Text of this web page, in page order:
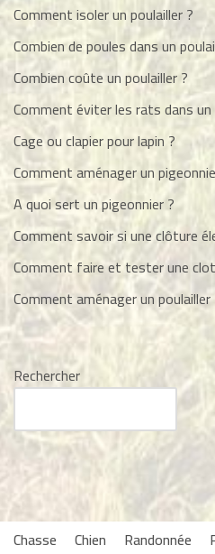
Comment isoler un poulailler ?
Combien de poules dans un
Combien coûte un poulailler ?
Comment éviter les rats dans un
Cage ou clapier pour lapin ?
Comment aménager un
A quoi sert un pigeonnier ?
Comment savoir si une clôture
Comment faire et tester une
Comment aménager un poulailler
Rechercher
Chasse Chien Randonnée